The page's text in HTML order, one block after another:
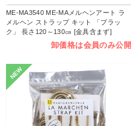
ME-MA3540 ME-MAメルヘンアート ラ
メルヘン ストラップ キット 「ブラッ
ク」 長さ120～130㎝ [金具含まず]
卸価格は会員のみ公開
NEW